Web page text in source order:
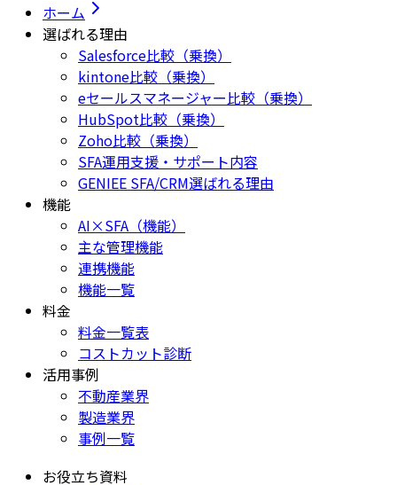
ホーム
選ばれる理由
Salesforce比較（乗換）
kintone比較（乗換）
eセールスマネージャー比較（乗換）
HubSpot比較（乗換）
Zoho比較（乗換）
SFA運用支援・サポート内容
GENIEE SFA/CRM選ばれる理由
機能
AI×SFA（機能）
主な管理機能
連携機能
機能一覧
料金
料金一覧表
コストカット診断
活用事例
不動産業界
製造業界
事例一覧
お役立ち資料